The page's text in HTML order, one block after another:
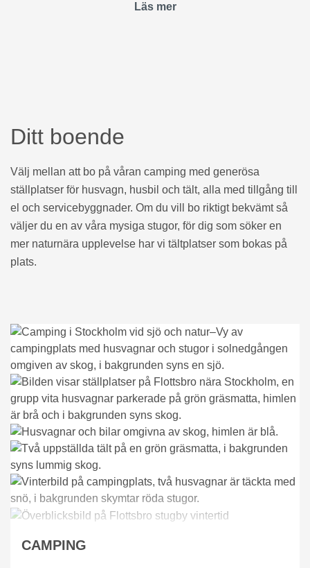
Läs mer
Ditt boende
Välj mellan att bo på våran camping med generösa
ställplatser för husvagn, husbil och tält, alla med tillgång till
el och servicebyggnader. Om du vill bo riktigt bekvämt så
väljer du en av våra mysiga stugor, för dig som söker en
mer naturnära upplevelse har vi tältplatser som bokas på
plats.
CAMPING